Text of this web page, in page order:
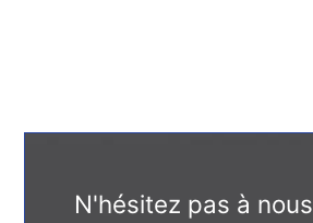
N'hésitez pas à nous